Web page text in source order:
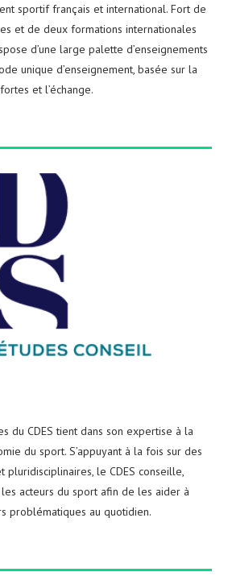
sportif français et international. Fort de
et de deux formations internationales
d’une large palette d’enseignements
unique d’enseignement, basée sur la
et l’échange.
du CDES tient dans son expertise à la
du sport. S’appuyant à la fois sur des
pluridisciplinaires, le CDES conseille,
acteurs du sport afin de les aider à
problématiques au quotidien.